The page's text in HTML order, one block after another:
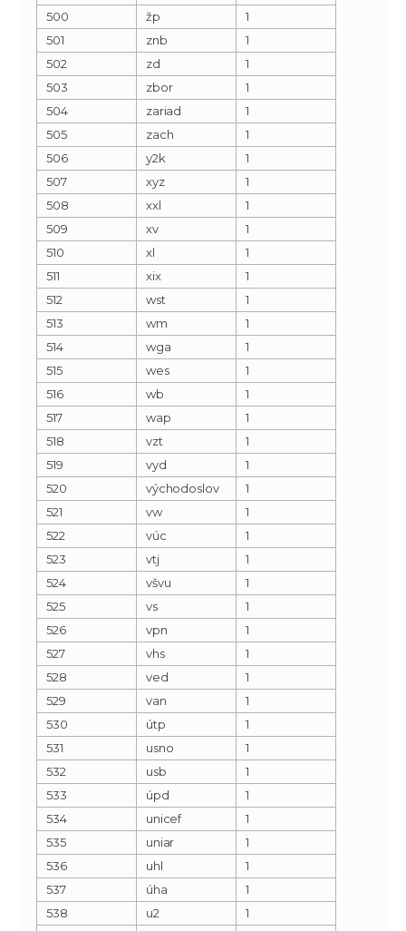
500
žp
1
501
znb
1
502
zd
1
503
zbor
1
504
zariad
1
505
zach
1
506
y2k
1
507
xyz
1
508
xxl
1
509
xv
1
510
xl
1
511
xix
1
512
wst
1
513
wm
1
514
wga
1
515
wes
1
516
wb
1
517
wap
1
518
vzt
1
519
vyd
1
520
východoslov
1
521
vw
1
522
vúc
1
523
vtj
1
524
všvu
1
525
vs
1
526
vpn
1
527
vhs
1
528
ved
1
529
van
1
530
útp
1
531
usno
1
532
usb
1
533
úpd
1
534
unicef
1
535
uniar
1
536
uhl
1
537
úha
1
538
u2
1